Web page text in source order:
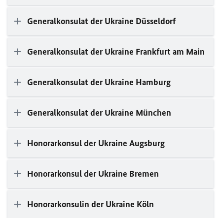
Generalkonsulat der Ukraine Düsseldorf
Generalkonsulat der Ukraine Frankfurt am Main
Generalkonsulat der Ukraine Hamburg
Generalkonsulat der Ukraine München
Honorarkonsul der Ukraine Augsburg
Honorarkonsul der Ukraine Bremen
Honorarkonsulin der Ukraine Köln